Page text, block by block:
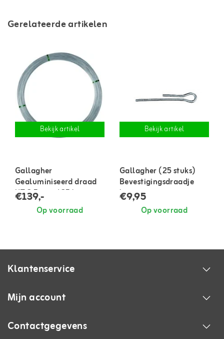
Gerelateerde artikelen
Bekijk artikel
Gallagher
Gealuminiseerd draad
HT 2,5 mm / 25 kg ca
625 m
€139,-
Op voorraad
Bekijk artikel
Gallagher (25 stuks)
Bevestigingsdraadje
kort
€9,95
Op voorraad
Klantenservice
Mijn account
Contactgegevens